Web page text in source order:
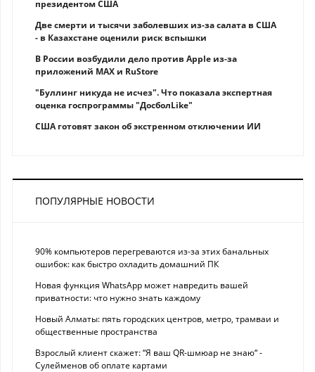
президентом США
Две смерти и тысячи заболевших из-за салата в США
- в Казахстане оценили риск вспышки
В России возбудили дело против Apple из-за
приложений MAX и RuStore
"Буллинг никуда не исчез". Что показала экспертная
оценка госпрограммы "ДосболLike"
США готовят закон об экстренном отключении ИИ
ПОПУЛЯРНЫЕ НОВОСТИ
90% компьютеров перегреваются из-за этих банальных
ошибок: как быстро охладить домашний ПК
Новая функция WhatsApp может навредить вашей
приватности: что нужно знать каждому
Новый Алматы: пять городских центров, метро, трамваи и
общественные пространства
Взрослый клиент скажет: “Я ваш QR-шмюар не знаю“ -
Сулейменов об оплате картами